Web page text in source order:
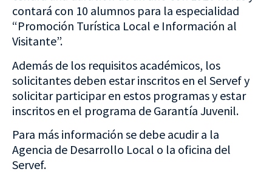
contará con 10 alumnos para la especialidad
“Promoción Turística Local e Información al
Visitante”.
Además de los requisitos académicos, los
solicitantes deben estar inscritos en el Servef y
solicitar participar en estos programas y estar
inscritos en el programa de Garantía Juvenil.
Para más información se debe acudir a la
Agencia de Desarrollo Local o la oficina del
Servef.